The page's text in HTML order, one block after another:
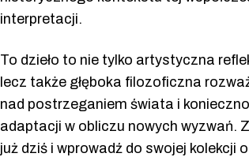
interpretacji.
To dzieło to nie tylko artystyczna
lecz także głęboka filozoficzna
nad postrzeganiem świata i
adaptacji w obliczu nowych wyzwań.
już dziś i wprowadź do swojej kolekcji